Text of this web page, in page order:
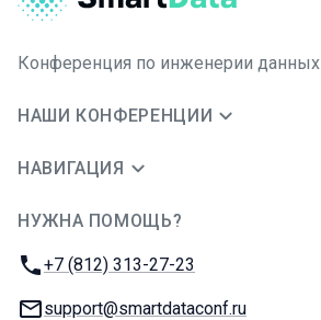
Конференция по инженерии данных
НАШИ КОНФЕРЕНЦИИ
НАВИГАЦИЯ
НУЖНА ПОМОЩЬ?
Телефон:
+7 (812) 313-27-23
E-mail:
support@smartdataconf.ru